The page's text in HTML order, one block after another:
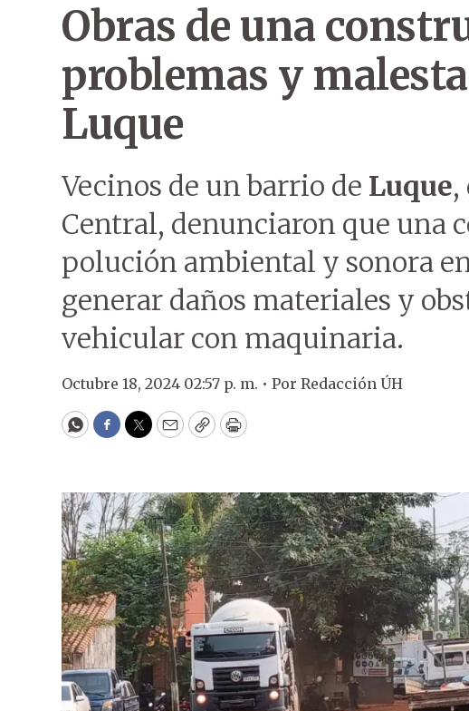
Obras de una
problemas y
Luque
Vecinos de un barrio de Luque,
Central, denunciaron que una
polución ambiental y sonora
generar daños materiales y
vehicular con maquinaria.
Octubre 18, 2024 02:57 p. m. • Por Redacción ÚH
WhatsApp
Facebook
Twitter
EmailCopyPrint